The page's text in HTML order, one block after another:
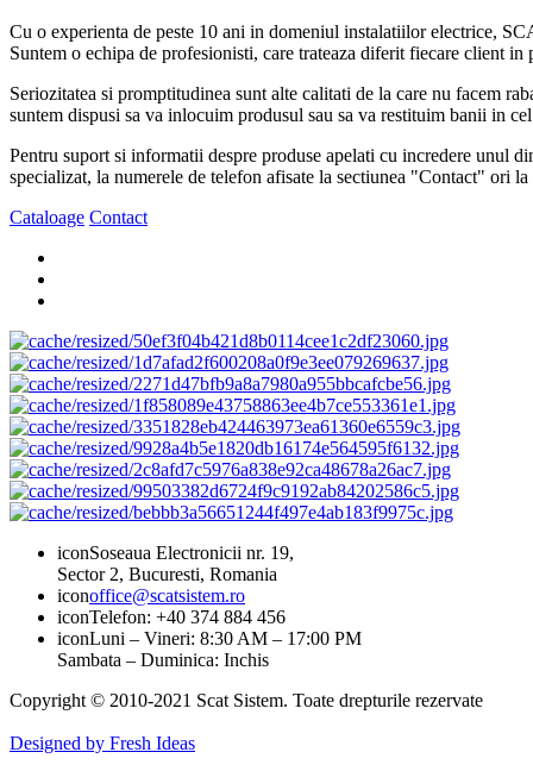
Cu o experienta de peste 10 ani in domeniul instalatiilor electrice,
Suntem o echipa de profesionisti, care trateaza diferit fiecare client
Seriozitatea si promptitudinea sunt alte calitati de la care nu facem
suntem dispusi sa va inlocuim produsul sau sa va restituim banii in
Pentru suport si informatii despre produse apelati cu incredere unul
specializat, la numerele de telefon afisate la sectiunea "Contact" ori
Cataloage Contact
iconSoseaua Electronicii nr. 19,
Sector 2, Bucuresti, Romania
iconoffice@scatsistem.ro
iconTelefon: +40 374 884 456
iconLuni – Vineri: 8:30 AM – 17:00 PM
Sambata – Duminica: Inchis
Copyright © 2010-2021 Scat Sistem. Toate drepturile rezervate
Designed by Fresh Ideas